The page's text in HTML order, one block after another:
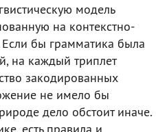
модель
на контекстно-
бы грамматика была
на каждый триплет
закодированных
не имело бы
дело обстоит иначе.
есть правила и